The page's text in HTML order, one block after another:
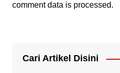
comment data is processed.
Cari Artikel Disini